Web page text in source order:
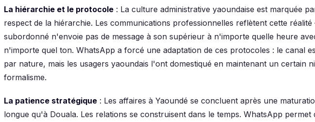
La hiérarchie et le protocole : La culture administrative yaoundaise est marquée
respect de la hiérarchie. Les communications professionnelles reflètent cette
subordonné n'envoie pas de message à son supérieur à n'importe quelle heure
n'importe quel ton. WhatsApp a forcé une adaptation de ces protocoles : le canal
par nature, mais les usagers yaoundais l'ont domestiqué en maintenant un certain
formalisme.
La patience stratégique : Les affaires à Yaoundé se concluent après une
longue qu'à Douala. Les relations se construisent dans le temps. WhatsApp permet